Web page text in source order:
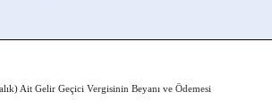
Ait Gelir Geçici Vergisinin Beyanı ve Ödemesi